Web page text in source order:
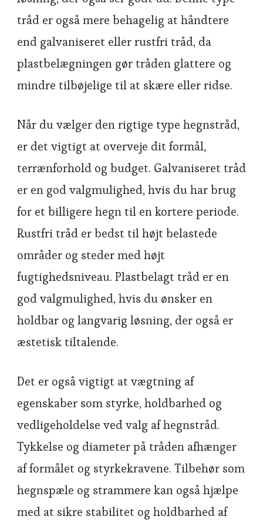
tråd er også mere behagelig at håndtere
end galvaniseret eller rustfri tråd, da
plastbelægningen gør tråden glattere og
mindre tilbøjelige til at skære eller ridse.
Når du vælger den rigtige type hegnstråd,
er det vigtigt at overveje dit formål,
terrænforhold og budget. Galvaniseret tråd
er en god valgmulighed, hvis du har brug
for et billigere hegn til en kortere periode.
Rustfri tråd er bedst til højt belastede
områder og steder med højt
fugtighedsniveau. Plastbelagt tråd er en
god valgmulighed, hvis du ønsker en
holdbar og langvarig løsning, der også er
æstetisk tiltalende.
Det er også vigtigt at vægtning af
egenskaber som styrke, holdbarhed og
vedligeholdelse ved valg af hegnstråd.
Tykkelse og diameter på tråden afhænger
af formålet og styrkekravene. Tilbehør som
hegnspæle og strammere kan også hjælpe
med at sikre stabilitet og holdbarhed af